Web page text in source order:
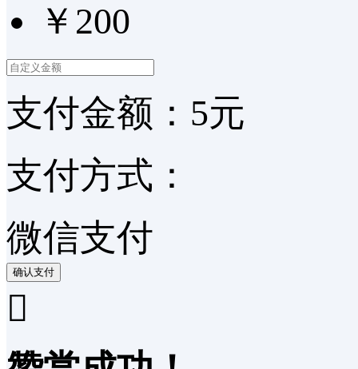
￥200
支付金额： 5元
支付方式：
微信支付
确认支付
